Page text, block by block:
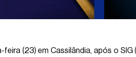
(23) em Cassilândia, após o